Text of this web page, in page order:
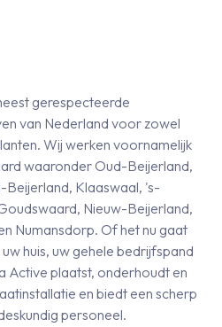
gerespecteerde
van Nederland voor zowel
Wij werken voornamelijk
waaronder Oud-Beijerland,
Beijerland, Klaaswaal, 's-
Nieuw-Beijerland,
Numansdorp. Of het nu gaat
huis, uw gehele bedrijfspand
Active plaatst, onderhoudt en
en biedt een scherp
personeel.